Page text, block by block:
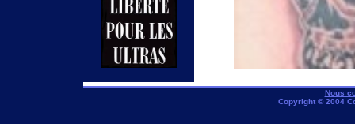
Nous
Copyright © 2004